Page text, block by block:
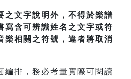
之文字說明外，不得於樂譜
寫含可辨識姓名之文字或符
樂相關之符號，違者將取消
編排，務必考量實際可閱讀